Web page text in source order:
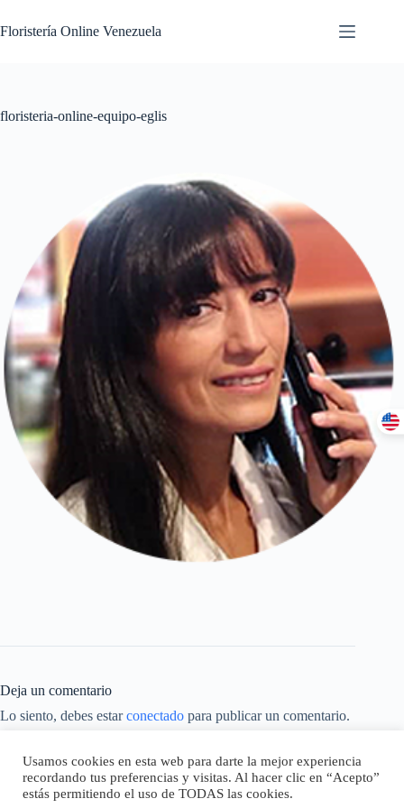
Floristería Online Venezuela
floristeria-online-equipo-eglis
Deja un comentario
Lo siento, debes estarconectado para publicar un comentario.
Este sitio usa Akismet para reducir el spam.Aprende cómo se
procesan los datos de tus comentarios.
Usamos cookies en esta web para darte la mejor experiencia
recordando tus preferencias y visitas. Al hacer clic en “Acepto”
estás permitiendo el uso de TODAS las cookies.